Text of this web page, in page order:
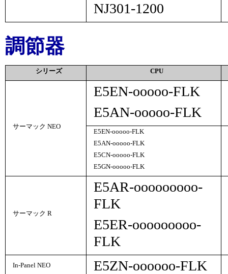
NJ301-1200
調節器
シリーズ CPU
サーマック NEO
E5EN-ooooo-FLK
E5AN-ooooo-FLK
E5EN-ooooo-FLK
E5AN-ooooo-FLK
E5CN-ooooo-FLK
E5GN-ooooo-FLK
サーマック R
E5AR-ooooooooo-
FLK
E5ER-ooooooooo-
FLK
In-Panel NEO E5ZN-oooooo-FLK